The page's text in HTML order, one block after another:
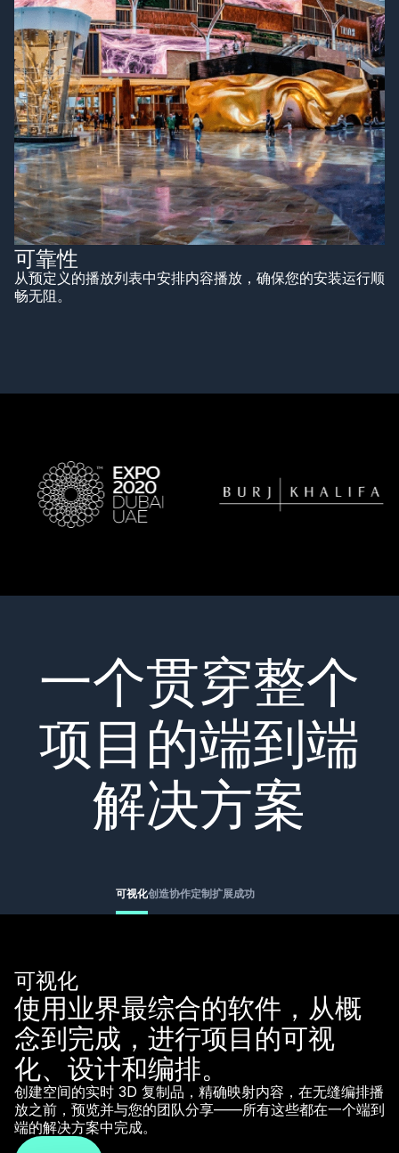
可靠性
从预定义的播放列表中安排内容播放，确保您的安装运行顺
畅无阻。
一个贯穿整个
项目的端到端
解决方案
可视化创造协作定制扩展成功
可视化
使用业界最综合的软件，从概
念到完成，进行项目的可视
化、设计和编排。
创建空间的实时 3D 复制品，精确映射内容，在无缝编排播
放之前，预览并与您的团队分享——所有这些都在一个端到
端的解决方案中完成。